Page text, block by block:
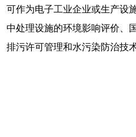
可作为电子工业企业或生产设
中处理设施的环境影响评价、
排污许可管理和水污染防治技